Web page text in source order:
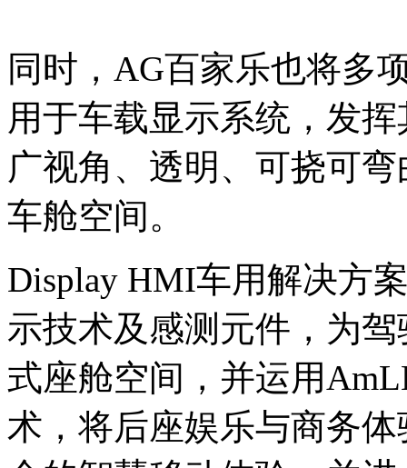
同时，AG百家乐也将多
用于车载显示系统，发
广视角、透明、可挠可
车舱空间。
Display HMI车用解决方
示技术及感测元件，为
式座舱空间，并运用
术，将后座娱乐与商务